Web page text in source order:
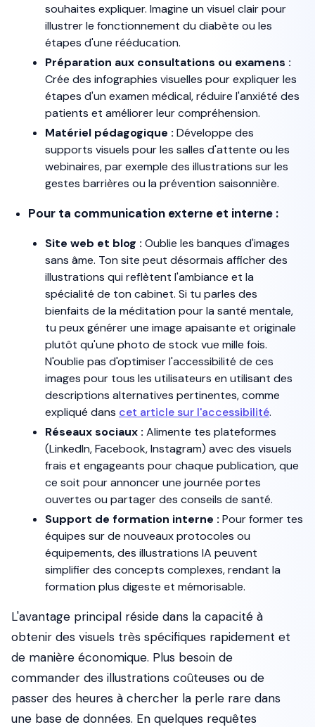
souhaites expliquer. Imagine un visuel clair pour
illustrer le fonctionnement du diabète ou les
étapes d'une rééducation.
Préparation aux consultations ou examens :
Crée des infographies visuelles pour expliquer les
étapes d'un examen médical, réduire l'anxiété des
patients et améliorer leur compréhension.
Matériel pédagogique : Développe des
supports visuels pour les salles d'attente ou les
webinaires, par exemple des illustrations sur les
gestes barrières ou la prévention saisonnière.
Pour ta communication externe et interne :
Site web et blog : Oublie les banques d'images
sans âme. Ton site peut désormais afficher des
illustrations qui reflètent l'ambiance et la
spécialité de ton cabinet. Si tu parles des
bienfaits de la méditation pour la santé mentale,
tu peux générer une image apaisante et originale
plutôt qu'une photo de stock vue mille fois.
N'oublie pas d'optimiser l'accessibilité de ces
images pour tous les utilisateurs en utilisant des
descriptions alternatives pertinentes, comme
expliqué dans cet article sur l'accessibilité.
Réseaux sociaux : Alimente tes plateformes
(LinkedIn, Facebook, Instagram) avec des visuels
frais et engageants pour chaque publication, que
ce soit pour annoncer une journée portes
ouvertes ou partager des conseils de santé.
Support de formation interne : Pour former tes
équipes sur de nouveaux protocoles ou
équipements, des illustrations IA peuvent
simplifier des concepts complexes, rendant la
formation plus digeste et mémorisable.
L'avantage principal réside dans la capacité à
obtenir des visuels très spécifiques rapidement et
de manière économique. Plus besoin de
commander des illustrations coûteuses ou de
passer des heures à chercher la perle rare dans
une base de données. En quelques requêtes